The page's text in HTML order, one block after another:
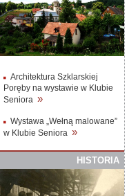
Architektura Szklarskiej
Poręby na wystawie w Klubie
Seniora »
Wystawa „Wełną malowane”
w Klubie Seniora »
HISTORIA